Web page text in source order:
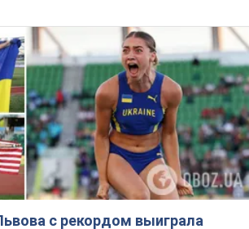
с рекордом выиграла